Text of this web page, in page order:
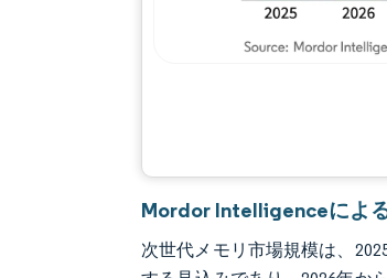
Mordor Intelligenceによ
次世代メモリ市場規模は、